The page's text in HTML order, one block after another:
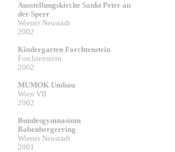
Ausstellungskirche Sankt Peter an
der Sperr
Wiener Neustadt
2002
Kindergarten Forchtenstein
Forchtenstein
2002
MUMOK Umbau
Wien VII
2002
Bundesgymnasium
Babenbergerring
Wiener Neustadt
2001